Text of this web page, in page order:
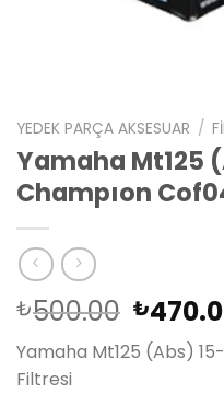
YEDEK PARÇA AKSESUAR /
Yamaha Mt125
Champıon
₺500.00
fiyat:
₺
Yamaha Mt125 (Abs)
Filtresi